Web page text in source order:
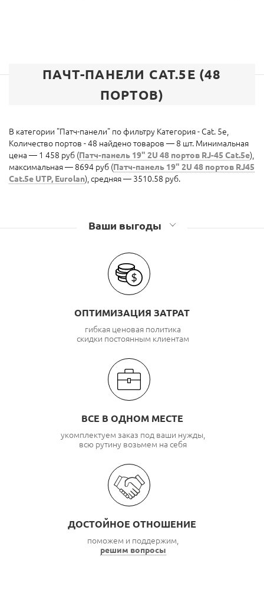
ПАЧТ-ПАНЕЛИ CAT.5E (48
ПОРТОВ)
В категории "Патч-панели" по фильтру Категория - Cat. 5e,
Количество портов - 48 найдено товаров — 8 шт. Минимальная
цена — 1 458 руб (Патч-панель 19" 2U 48 портов RJ-45 Cat.5e),
максимальная — 8694 руб (Патч-панель 19" 2U 48 портов RJ45
Cat.5e UTP, Eurolan), средняя — 3510.58 руб.
Ваши выгоды
ОПТИМИЗАЦИЯ ЗАТРАТ
гибкая ценовая политика
скидки постоянным клиентам
ВСЕ В ОДНОМ МЕСТЕ
укомплектуем заказ под ваши нужды,
всю рутину возьмем на себя
ДОСТОЙНОЕ ОТНОШЕНИЕ
поможем и поддержим,
решим вопросы